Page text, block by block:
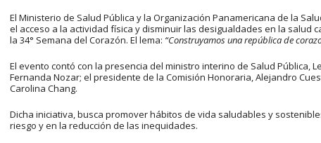
El Ministerio de Salud Pública y la Organización Panamericana de la
el acceso a la actividad física y disminuir las desigualdades en la salud
la 34° Semana del Corazón. El lema: “Construyamos una república de
El evento contó con la presencia del ministro interino de Salud Pública,
Fernanda Nozar; el presidente de la Comisión Honoraria, Alejandro
Carolina Chang.
Dicha iniciativa, busca promover hábitos de vida saludables y
riesgo y en la reducción de las inequidades.